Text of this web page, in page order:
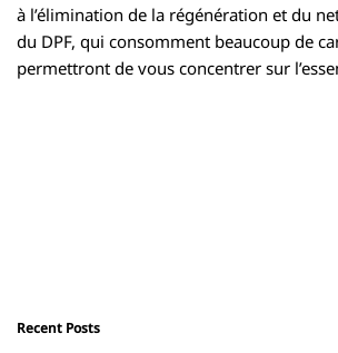
à l’élimination de la régénération et du
du DPF, qui consomment beaucoup de
permettront de vous concentrer sur
Recent Posts